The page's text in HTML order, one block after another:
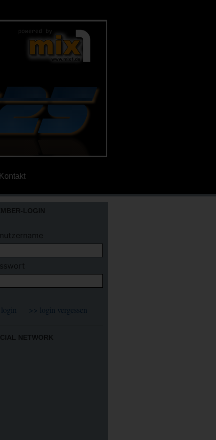
Kontakt
LOGIN
NETWORK